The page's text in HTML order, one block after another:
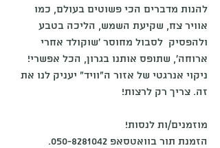
להנות מדברים הכי פשוטים בעולם, כמו
אוויר צח, שקיעת השמש, הליכה בטבע
ולהפסיק  לסבול מחוסר 'שוקולד אחרי
ארוחה', שתופס אותנו בגרון, הכל אפשרי!
ניקוי אנרגטי של אזור ה"וויד" יעניק לנו את
זה. צריך רק לרצות!
מוזמנים/ות לנסות!
הזמנת תור בוואטסאפ 050-8281042.